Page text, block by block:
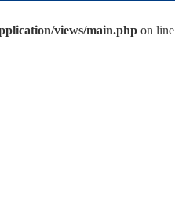
views/main.phpon line